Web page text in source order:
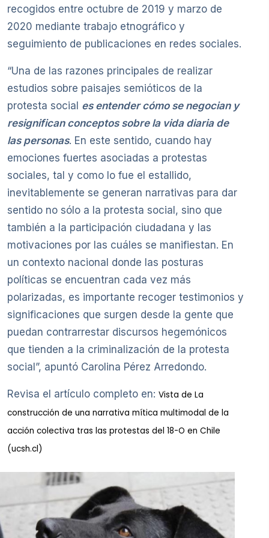
recogidos entre octubre de 2019 y marzo de
2020 mediante trabajo etnográfico y
seguimiento de publicaciones en redes sociales.
“Una de las razones principales de realizar
estudios sobre paisajes semióticos de la
protesta social es entender cómo se negocian y
resignifican conceptos sobre la vida diaria de
las personas. En este sentido, cuando hay
emociones fuertes asociadas a protestas
sociales, tal y como lo fue el estallido,
inevitablemente se generan narrativas para dar
sentido no sólo a la protesta social, sino que
también a la participación ciudadana y las
motivaciones por las cuáles se manifiestan. En
un contexto nacional donde las posturas
políticas se encuentran cada vez más
polarizadas, es importante recoger testimonios y
significaciones que surgen desde la gente que
puedan contrarrestar discursos hegemónicos
que tienden a la criminalización de la protesta
social”, apuntó Carolina Pérez Arredondo.
Revisa el artículo completo en: Vista de La
construcción de una narrativa mítica multimodal de la
acción colectiva tras las protestas del 18-O en Chile
(ucsh.cl)